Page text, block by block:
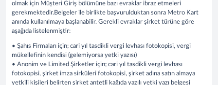
olmak için Müşteri Giriş bölümüne bazı evraklar ibraz etmeleri
gerekmektedir.Belgeler ile birlikte başvurulduktan sonra Metro Kart
anında kullanılmaya başlanabilir. Gerekli evraklar şirket türüne göre
aşağıda listelenmiştir:
• Şahıs Firmaları için; cari yıl tasdikli vergi levhası fotokopisi, vergi
mükellefinin kendisi (gelemiyorsa yetki yazısı)
• Anonim ve Limited Şirketler için; cari yıl tasdikli vergi levhası
fotokopisi, şirket imza sirküleri fotokopisi, şirket adına satın almaya
yetkili kişileri belirten şirket antetli kağıda yazılı yetki yazı belgesi